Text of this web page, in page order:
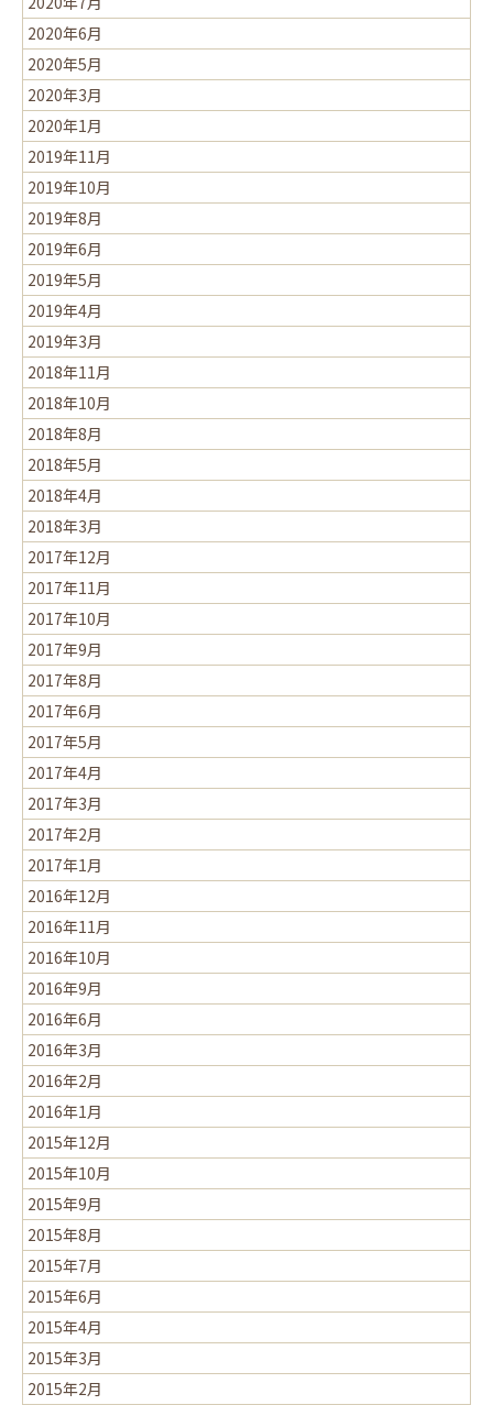
2020年6月
2020年5月
2020年3月
2020年1月
2019年11月
2019年10月
2019年8月
2019年6月
2019年5月
2019年4月
2019年3月
2018年11月
2018年10月
2018年8月
2018年5月
2018年4月
2018年3月
2017年12月
2017年11月
2017年10月
2017年9月
2017年8月
2017年6月
2017年5月
2017年4月
2017年3月
2017年2月
2017年1月
2016年12月
2016年11月
2016年10月
2016年9月
2016年6月
2016年3月
2016年2月
2016年1月
2015年12月
2015年10月
2015年9月
2015年8月
2015年7月
2015年6月
2015年4月
2015年3月
2015年2月